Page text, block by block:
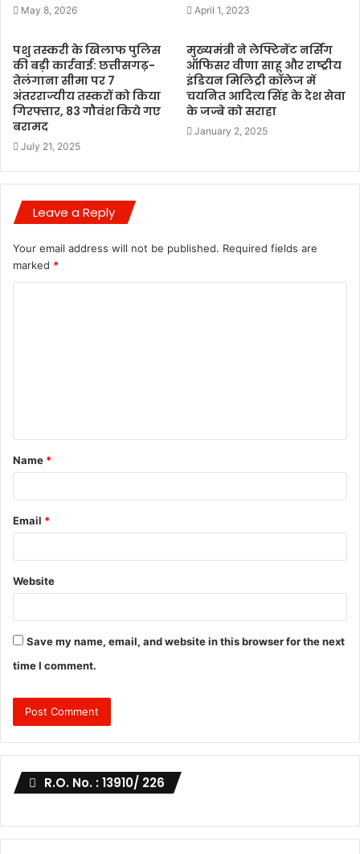
May 8, 2026 April 1, 2023
पशु तस्करी के खिलाफ पुलिस
की बड़ी कार्रवाई: छत्तीसगढ़-
तेलंगाना सीमा पर 7
अंतरराज्यीय तस्करों को किया
गिरफ्तार, 83 गौवंश किये गए
बरामद
July 21, 2025
मुख्यमंत्री ने लेफ्टिनेंट नर्सिंग
ऑफिसर वीणा साहू और राष्ट्रीय
इंडियन मिलिट्री कॉलेज में
चयनित आदित्य सिंह के देश सेवा
के जज्बे को सराहा
January 2, 2025
Leave a Reply
Your email address will not be published. Required fields are
marked *
t
*
Name *
Email *
Website
Save my name, email, and website in this browser for the next
time I comment.
R.O. No. : 13910/ 226